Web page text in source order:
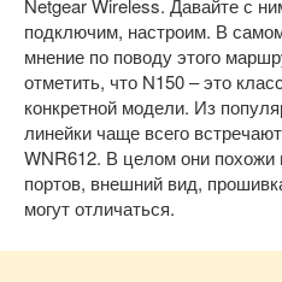
Netgear Wireless. Давайте с
подключим, настроим. В
мнение по поводу этого
отметить, что N150 – это
конкретной модели. Из
линейки чаще всего
WNR612. В целом они похожи
портов, внешний вид,
могут отличаться.